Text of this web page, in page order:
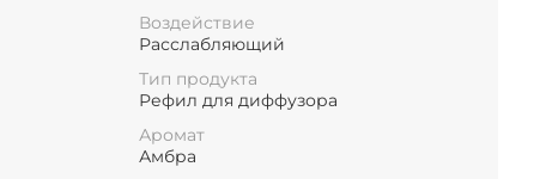
Воздействие
Расслабляющий
Тип продукта
Рефил для диффузора
Аромат
Амбра